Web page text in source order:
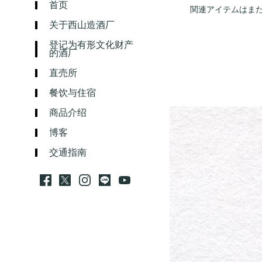
首页
关于西山造酒厂
登记为有形文化财产
的酒厂
直売所
餐饮与住宿
商品介绍
博客
交通指南
関連アイテムはま